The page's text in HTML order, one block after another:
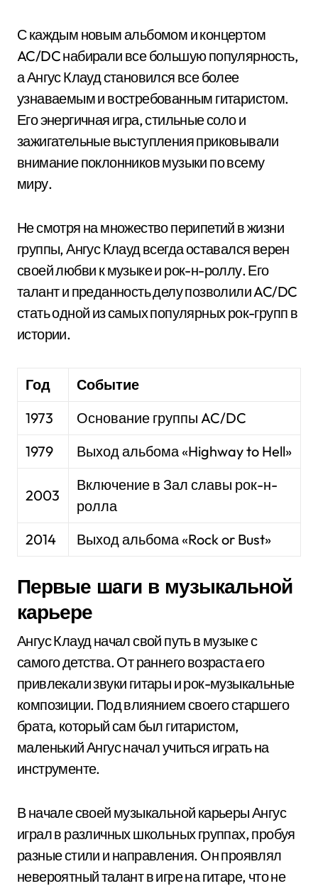
С каждым новым альбомом и концертом
AC/DC набирали все большую популярность,
а Ангус Клауд становился все более
узнаваемым и востребованным гитаристом.
Его энергичная игра, стильные соло и
зажигательные выступления приковывали
внимание поклонников музыки по всему
миру.
Не смотря на множество перипетий в жизни
группы, Ангус Клауд всегда оставался верен
своей любви к музыке и рок-н-роллу. Его
талант и преданность делу позволили AC/DC
стать одной из самых популярных рок-групп в
истории.
Год
Событие
1973
Основание группы AC/DC
1979
Выход альбома «Highway to Hell»
2003
Включение в Зал славы рок-н-
ролла
2014
Выход альбома «Rock or Bust»
Первые шаги в музыкальной
карьере
Ангус Клауд начал свой путь в музыке с
самого детства. От раннего возраста его
привлекали звуки гитары и рок-музыкальные
композиции. Под влиянием своего старшего
брата, который сам был гитаристом,
маленький Ангус начал учиться играть на
инструменте.
В начале своей музыкальной карьеры Ангус
играл в различных школьных группах, пробуя
разные стили и направления. Он проявлял
невероятный талант в игре на гитаре, что не